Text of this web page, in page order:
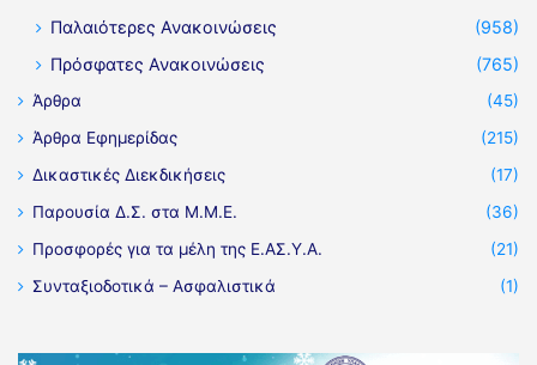
Παλαιότερες Ανακοινώσεις
(958)
Πρόσφατες Ανακοινώσεις
(765)
Άρθρα
(45)
Άρθρα Εφημερίδας
(215)
Δικαστικές Διεκδικήσεις
(17)
Παρουσία Δ.Σ. στα Μ.Μ.Ε.
(36)
Προσφορές για τα μέλη της Ε.ΑΣ.Υ.Α.
(21)
Συνταξιοδοτικά – Ασφαλιστικά
(1)